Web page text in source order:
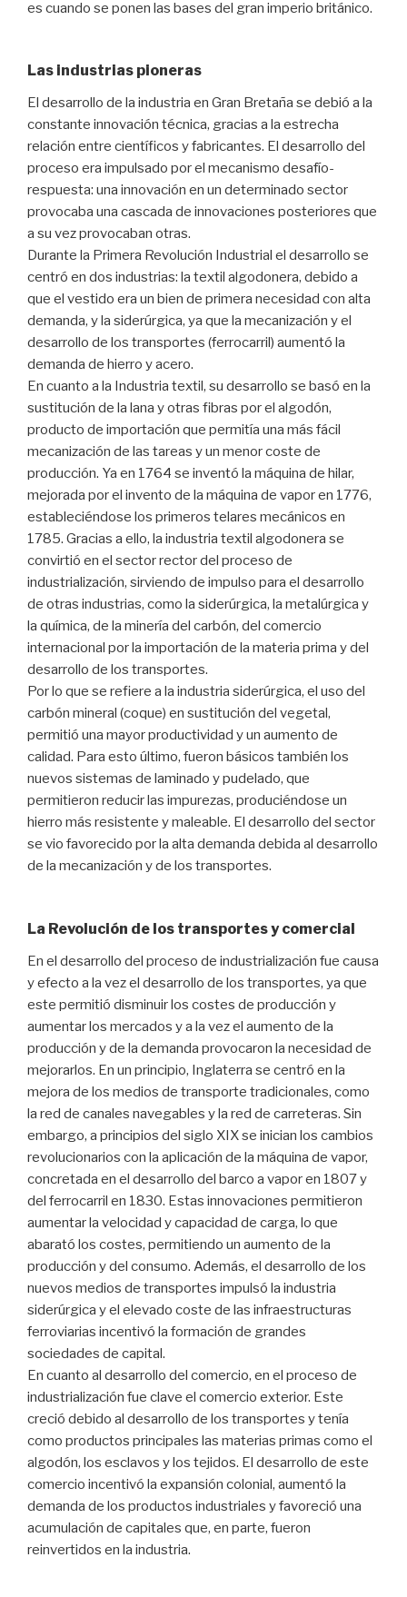
es cuando se ponen las bases del gran imperio británico.
Las industrias pioneras
El desarrollo de la industria en Gran Bretaña se debió a la
constante innovación técnica, gracias a la estrecha
relación entre científicos y fabricantes. El desarrollo del
proceso era impulsado por el mecanismo desafío-
respuesta: una innovación en un determinado sector
provocaba una cascada de innovaciones posteriores que
a su vez provocaban otras.
Durante la Primera Revolución Industrial el desarrollo se
centró en dos industrias: la textil algodonera, debido a
que el vestido era un bien de primera necesidad con alta
demanda, y la siderúrgica, ya que la mecanización y el
desarrollo de los transportes (ferrocarril) aumentó la
demanda de hierro y acero.
En cuanto a la Industria textil, su desarrollo se basó en la
sustitución de la lana y otras fibras por el algodón,
producto de importación que permitía una más fácil
mecanización de las tareas y un menor coste de
producción. Ya en 1764 se inventó la máquina de hilar,
mejorada por el invento de la máquina de vapor en 1776,
estableciéndose los primeros telares mecánicos en
1785. Gracias a ello, la industria textil algodonera se
convirtió en el sector rector del proceso de
industrialización, sirviendo de impulso para el desarrollo
de otras industrias, como la siderúrgica, la metalúrgica y
la química, de la minería del carbón, del comercio
internacional por la importación de la materia prima y del
desarrollo de los transportes.
Por lo que se refiere a la industria siderúrgica, el uso del
carbón mineral (coque) en sustitución del vegetal,
permitió una mayor productividad y un aumento de
calidad. Para esto último, fueron básicos también los
nuevos sistemas de laminado y pudelado, que
permitieron reducir las impurezas, produciéndose un
hierro más resistente y maleable. El desarrollo del sector
se vio favorecido por la alta demanda debida al desarrollo
de la mecanización y de los transportes.
La Revolución de los transportes y comercial
En el desarrollo del proceso de industrialización fue causa
y efecto a la vez el desarrollo de los transportes, ya que
este permitió disminuir los costes de producción y
aumentar los mercados y a la vez el aumento de la
producción y de la demanda provocaron la necesidad de
mejorarlos. En un principio, Inglaterra se centró en la
mejora de los medios de transporte tradicionales, como
la red de canales navegables y la red de carreteras. Sin
embargo, a principios del siglo XIX se inician los cambios
revolucionarios con la aplicación de la máquina de vapor,
concretada en el desarrollo del barco a vapor en 1807 y
del ferrocarril en 1830. Estas innovaciones permitieron
aumentar la velocidad y capacidad de carga, lo que
abarató los costes, permitiendo un aumento de la
producción y del consumo. Además, el desarrollo de los
nuevos medios de transportes impulsó la industria
siderúrgica y el elevado coste de las infraestructuras
ferroviarias incentivó la formación de grandes
sociedades de capital.
En cuanto al desarrollo del comercio, en el proceso de
industrialización fue clave el comercio exterior. Este
creció debido al desarrollo de los transportes y tenía
como productos principales las materias primas como el
algodón, los esclavos y los tejidos. El desarrollo de este
comercio incentivó la expansión colonial, aumentó la
demanda de los productos industriales y favoreció una
acumulación de capitales que, en parte, fueron
reinvertidos en la industria.